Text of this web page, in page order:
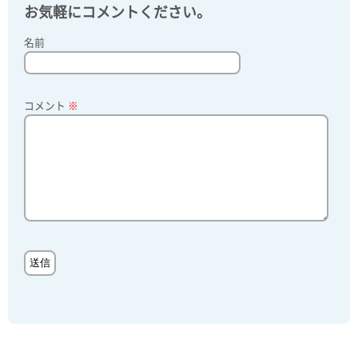
お気軽にコメントください。
名前
コメント ※